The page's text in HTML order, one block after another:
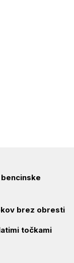
brez obresti
točkami